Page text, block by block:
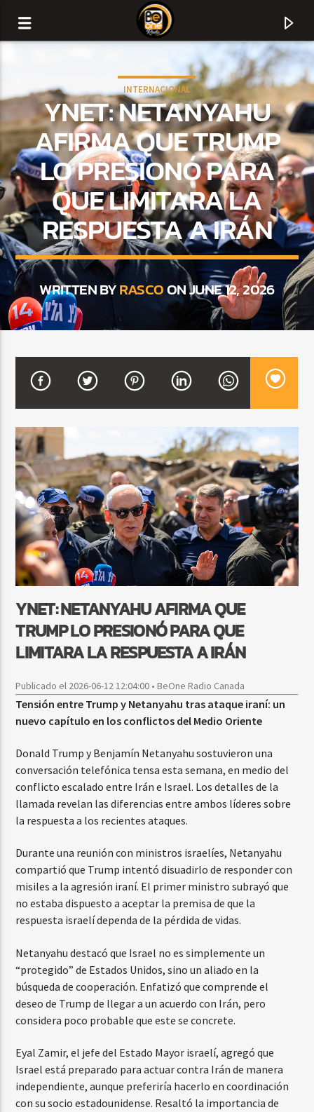
CURRENT TRACK
TITLE
ARTIST
CURRENT SHOW
FIESTA DJ MIX
9:00 PM 12:00 AM
Beone Radio
INTERNACIONAL
YNET: NETANYAHU
AFIRMA QUE TRUMP
LO PRESIONÓ PARA
QUE LIMITARA LA
RESPUESTA A IRÁN
WRITTEN BYRASCOON JUNE 12, 2026
YNET: NETANYAHU AFIRMA QUE
TRUMP LO PRESIONÓ PARA QUE
LIMITARA LA RESPUESTA A IRÁN
Publicado el 2026-06-12 12:04:00 • BeOne Radio Canada
Tensión entre Trump y Netanyahu tras ataque iraní: un
nuevo capítulo en los conflictos del Medio Oriente
Donald Trump y Benjamín Netanyahu sostuvieron una
conversación telefónica tensa esta semana, en medio del
conflicto escalado entre Irán e Israel. Los detalles de la
llamada revelan las diferencias entre ambos líderes sobre
la respuesta a los recientes ataques.
Durante una reunión con ministros israelíes, Netanyahu
compartió que Trump intentó disuadirlo de responder con
misiles a la agresión iraní. El primer ministro subrayó que
no estaba dispuesto a aceptar la premisa de que la
respuesta israelí dependa de la pérdida de vidas.
Netanyahu destacó que Israel no es simplemente un
“protegido” de Estados Unidos, sino un aliado en la
búsqueda de cooperación. Enfatizó que comprende el
deseo de Trump de llegar a un acuerdo con Irán, pero
considera poco probable que este se concrete.
Eyal Zamir, el jefe del Estado Mayor israelí, agregó que
Israel está preparado para actuar contra Irán de manera
independiente, aunque preferiría hacerlo en coordinación
con su socio estadounidense. Resaltó la importancia de